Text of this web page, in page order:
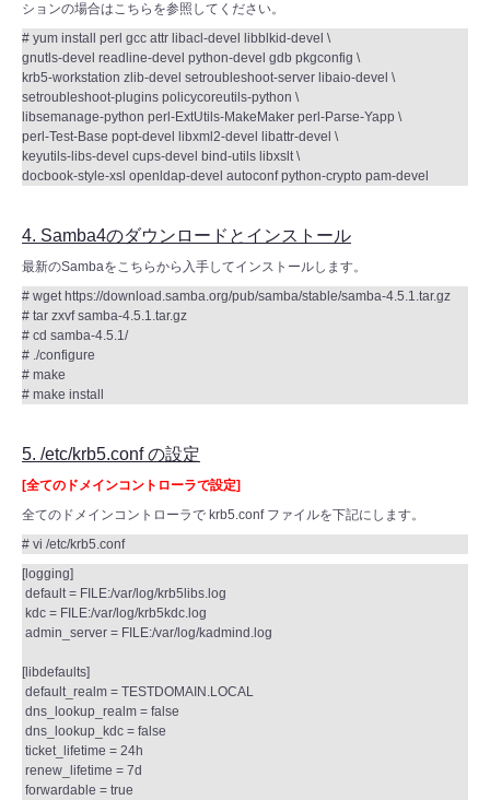
ションの場合はこちらを参照してください。
# yum install perl gcc attr libacl-devel libblkid-devel \
gnutls-devel readline-devel python-devel gdb pkgconfig \
krb5-workstation zlib-devel setroubleshoot-server libaio-devel \
setroubleshoot-plugins policycoreutils-python \
libsemanage-python perl-ExtUtils-MakeMaker perl-Parse-Yapp \
perl-Test-Base popt-devel libxml2-devel libattr-devel \
keyutils-libs-devel cups-devel bind-utils libxslt \
docbook-style-xsl openldap-devel autoconf python-crypto pam-devel
4. Samba4のダウンロードとインストール
最新のSambaをこちらから入手してインストールします。
# wget https://download.samba.org/pub/samba/stable/samba-4.5.1.tar.gz
# tar zxvf samba-4.5.1.tar.gz
# cd samba-4.5.1/
# ./configure
# make
# make install
5. /etc/krb5.conf の設定
[全てのドメインコントローラで設定]
全てのドメインコントローラで krb5.conf ファイルを下記にします。
# vi /etc/krb5.conf
[logging]
default = FILE:/var/log/krb5libs.log
kdc = FILE:/var/log/krb5kdc.log
admin_server = FILE:/var/log/kadmind.log
[libdefaults]
default_realm = TESTDOMAIN.LOCAL
dns_lookup_realm = false
dns_lookup_kdc = false
ticket_lifetime = 24h
renew_lifetime = 7d
forwardable = true